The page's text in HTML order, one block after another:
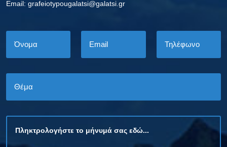
Εmail: grafeiotypougalatsi@galatsi.gr